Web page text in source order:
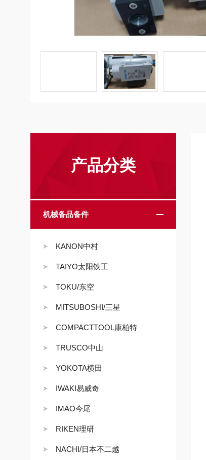
产品分类
机械备品备件
KANON中村
TAIYO太阳铁工
TOKU/东空
MITSUBOSHI/三星
COMPACTTOOL康柏特
TRUSCO中山
YOKOTA横田
IWAKI易威奇
IMAO今尾
RIKEN理研
NACHI/日本不二越